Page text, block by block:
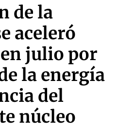
de la
aceleró
julio por
la energía
del
núcleo